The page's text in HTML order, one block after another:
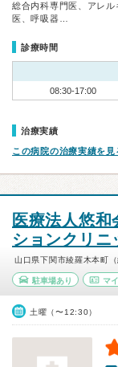
総合内科専門医、アレ
医、呼吸器…
診療時間
08:30-17:00
治療実績
この病院の治療実績を見
医療法人悠
ションクリニ
山口県下関市綾羅木本町（
駐車場あり マ
土曜（〜12:30）